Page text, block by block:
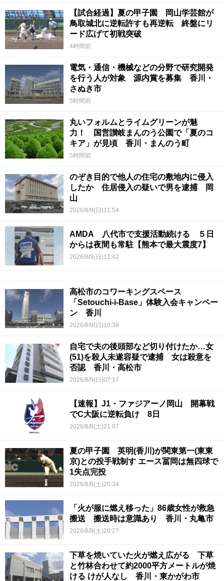
【試合経過】夏の甲子園 岡山学芸館が
鳥取城北に逆転許すも再逆転 終盤にリ
ード広げて初戦突破
4時間前
電気・通信・機械などの分野で研究開発
を行う人が対象 源内賞を募集 香川・
さぬき市
5時間前
丸いフォルムとライムグリーンが魅
力！ 国営讃岐まんのう公園で「夏のコ
キア」が見頃 香川・まんのう町
5時間前
のぞき目的で他人の住宅の敷地内に侵入
したか 住居侵入の疑いで男を逮捕 岡
山
2026/8/9(日)11:54
AMDA 八代市で支援活動続ける ５日
からは夜間も常駐【熊本で最大震度7】
2026/8/9(日)11:42
高松市のコワーキングスペース
「Setouchi-i-Base」体験入会キャンペー
ン 香川
2026/8/9(日)10:38
自宅で夫の後頭部など切り付けたか…女
(51)を殺人未遂容疑で逮捕 女は殺意を
否認 香川・高松市
2026/8/9(日)07:17
【速報】J1・ファジアーノ岡山 開幕戦
でC大阪に逆転負け 8日
2026/8/8(土)21:07
夏の甲子園 英明(香川)が関東第一(東東
京)との投手戦制す エース冨岡は無四球で
1失点完投
2026/8/8(土)20:34
「火が服に燃え移った」86歳女性が救急
搬送 搬送時は意識あり 香川・丸亀市
2026/8/8(土)20:27
下草を焼いていた火が燃え広がる 下草
と竹林合わせて約2000平方メートルが焼
ける けが人なし 香川・東かがわ市